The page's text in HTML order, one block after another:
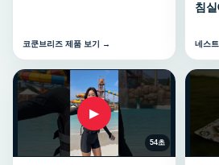
코쿤브리즈 제품 보기 →
침
네스
▶
54초